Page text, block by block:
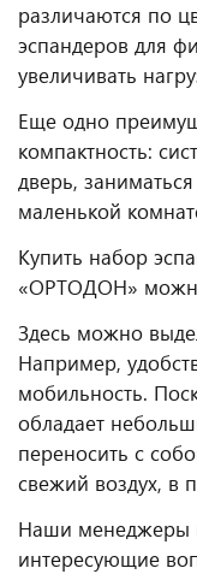
различаются по
эспандеров для
увеличивать
Еще одно
компактность:
дверь,
маленькой
Купить набор
«ОРТОДОН»
Здесь можно
Например,
мобильность.
обладает
переносить с
свежий воздух, в
Наши менеджеры
интересующие